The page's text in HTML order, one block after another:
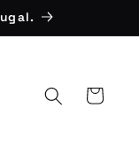
Carrinho